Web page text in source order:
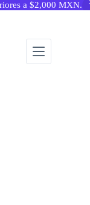
a $2,000 MXN.